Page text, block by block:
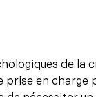
de la
en charge